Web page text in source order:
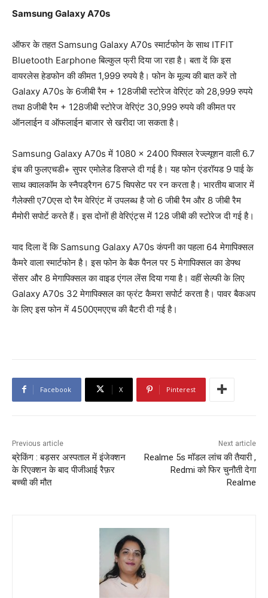
Samsung Galaxy A70s
ऑफर के तहत Samsung Galaxy A70s स्मार्टफोन के साथ ITFIT
Bluetooth Earphone बिल्कुल फ्री दिया जा रहा है। बता दें कि इस
वायरलेस हेडफोन की कीमत 1,999 रुपये है। फोन के मूल्य की बात करें तो
Galaxy A70s के 6जीबी रैम + 128जीबी स्टोरेज वेरिएंट को 28,999 रुपये
तथा 8जीबी रैम + 128जीबी स्टोरेज वेरिएंट 30,999 रुपये की कीमत पर
ऑनलाईन व ऑफलाईन बाजार से खरीदा जा सकता है।
Samsung Galaxy A70s में 1080 × 2400 पिक्सल रेज्ल्यूशन वाली 6.7
इंच की फुलएचडी+ सुपर एमोलेड डिसप्ले दी गई है। यह फोन एंडरॉयड 9 पाई के
साथ क्वालकॉम के स्नैपड्रैगन 675 चिपसेट पर रन करता है। भारतीय बाजार में
गैलेक्सी ए70एस दो रैम वेरिएंट में उपलब्ध है जो 6 जीबी रैम और 8 जीबी रैम
मैमोरी सपोर्ट करते हैं। इस दोनों ही वेरिएंट्स में 128 जीबी की स्टोरेज दी गई है।
याद दिला दें कि Samsung Galaxy A70s कंपनी का पहला 64 मेगापिक्सल
कैमरे वाला स्मार्टफोन है। इस फोन के बैक पैनल पर 5 मेगापिक्सल का डेफ्थ
सेंसर और 8 मेगापिक्सल का वाइड एंगल लेंस दिया गया है। वहीं सेल्फी के लिए
Galaxy A70s 32 मेगापिक्सल का फ्रंट कैमरा सपोर्ट करता है। पावर बैकअप
के लिए इस फोन में 4500एमएएच की बैटरी दी गई है।
Facebook X Pinterest
Previous article
ब्रेकिंग : बड़सर अस्पताल में इंजेक्शन
के रिएक्शन के बाद पीजीआई रैफ़र
बच्ची की मौत
Next article
Realme 5s मॉडल लांच की तैयारी ,
Redmi को फिर चुनौती देगा
Realme